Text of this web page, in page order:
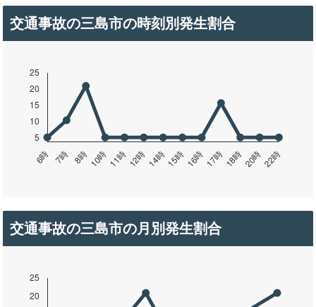
交通事故の三島市の時刻別発生割合
交通事故の三島市の月別発生割合